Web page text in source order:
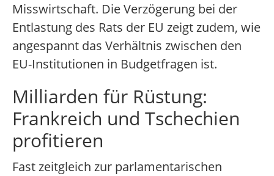
Misswirtschaft. Die Verzögerung bei der
Entlastung des Rats der EU zeigt zudem, wie
angespannt das Verhältnis zwischen den
EU-Institutionen in Budgetfragen ist.
Milliarden für Rüstung:
Frankreich und Tschechien
profitieren
Fast zeitgleich zur parlamentarischen